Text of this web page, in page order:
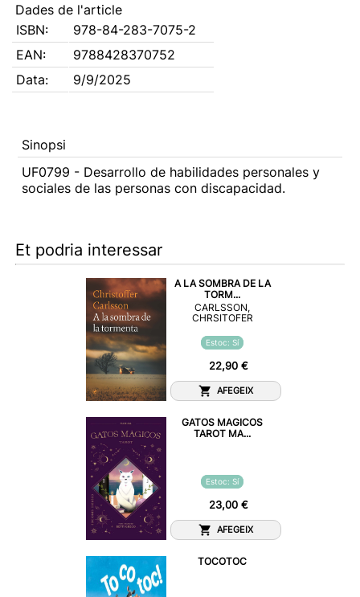
Dades de l'article
ISBN:
978-84-283-7075-2
EAN:
9788428370752
Data:
9/9/2025
Sinopsi
UF0799 - Desarrollo de habilidades personales y
sociales de las personas con discapacidad.
Et podria interessar
A LA SOMBRA DE LA
TORM...
CARLSSON,
CHRSITOFER
Estoc: Sí
22,90 €
AFEGEIX
GATOS MAGICOS
TAROT MA...
Estoc: Sí
23,00 €
AFEGEIX
TOCOTOC